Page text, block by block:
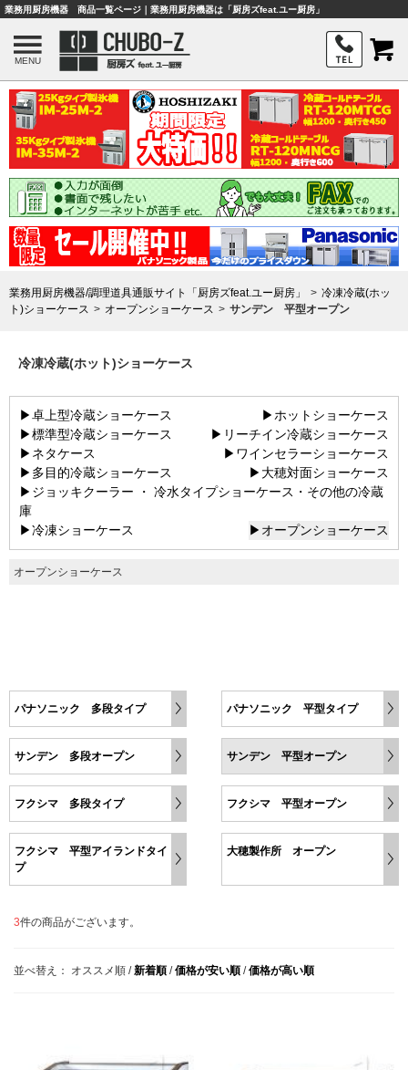
業務用厨房機器 商品一覧ページ｜業務用厨房機器は「厨房ズfeat.ユー厨房」
MENU
業務用厨房機器/調理道具通販サイト「厨房ズfeat.ユー厨房」
冷凍冷蔵(ホッ
ト)ショーケース
オープンショーケース サンデン 平型オープン
冷凍冷蔵(ホット)ショーケース
▶卓上型冷蔵ショーケース
▶ホットショーケース
▶標準型冷蔵ショーケース
▶リーチイン冷蔵ショーケース
▶ネタケース
▶ワインセラーショーケース
▶多目的冷蔵ショーケース
▶大穂対面ショーケース
▶ジョッキクーラー ・ 冷水タイプショーケース・その他の冷蔵
庫
▶冷凍ショーケース
▶オープンショーケース
オープンショーケース
パナソニック 多段タイプ パナソニック 平型タイプ
サンデン 多段オープン サンデン 平型オープン
フクシマ 多段タイプ フクシマ 平型オープン
フクシマ 平型アイランドタイ
プ
大穂製作所 オープン
3件の商品がございます。
並べ替え： オススメ順 /新着順 /価格が安い順 /価格が高い順